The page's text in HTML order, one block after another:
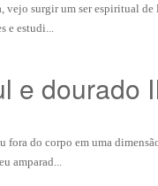
surgir um ser espiritual
e estudi...
e dourado
fora do corpo em uma
amparad...